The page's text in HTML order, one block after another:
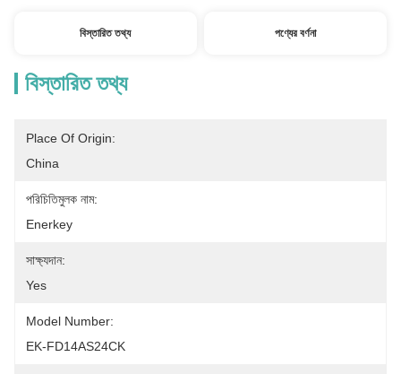
বিস্তারিত তথ্য পণ্যের বর্ণনা
বিস্তারিত তথ্য
Place Of Origin:
China
পরিচিতিমুলক নাম:
Enerkey
সাক্ষ্যদান:
Yes
Model Number:
EK-FD14AS24CK